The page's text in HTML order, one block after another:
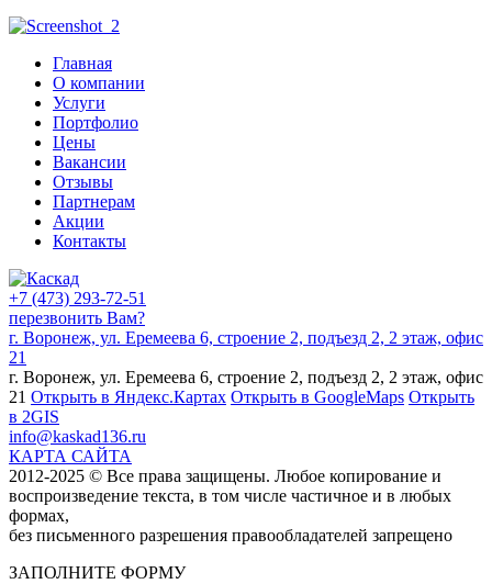
Главная
О компании
Услуги
Портфолио
Цены
Вакансии
Отзывы
Партнерам
Акции
Контакты
+7 (473) 293-72-51
перезвонить Вам?
г. Воронеж, ул. Еремеева 6, строение 2, подъезд 2, 2 этаж, офис
21
г. Воронеж, ул. Еремеева 6, строение 2, подъезд 2, 2 этаж, офис
21 Открыть в Яндекс.Картах Открыть в GoogleMaps Открыть
в 2GIS
info@kaskad136.ru
КАРТА САЙТА
2012-2025 © Все права защищены. Любое копирование и
воспроизведение текста, в том числе частичное и в любых
формах,
без письменного разрешения правообладателей запрещено
ЗАПОЛНИТЕ ФОРМУ